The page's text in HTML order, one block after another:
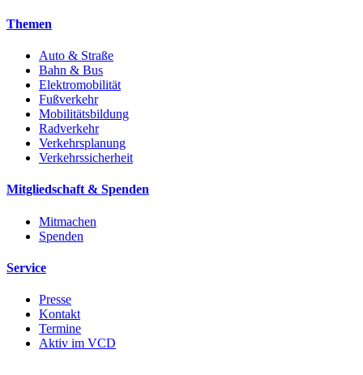
Themen
Auto & Straße
Bahn & Bus
Elektromobilität
Fußverkehr
Mobilitätsbildung
Radverkehr
Verkehrsplanung
Verkehrssicherheit
Mitgliedschaft & Spenden
Mitmachen
Spenden
Service
Presse
Kontakt
Termine
Aktiv im VCD